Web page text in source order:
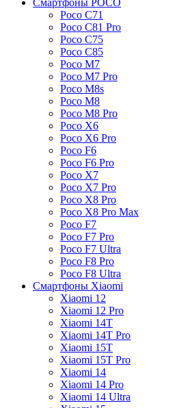
Смартфоны POCO
Poco C71
Poco C81 Pro
Poco C75
Poco C85
Poco M7
Poco M7 Pro
Poco M8s
Poco M8
Poco M8 Pro
Poco X6
Poco X6 Pro
Poco F6
Poco F6 Pro
Poco X7
Poco X7 Pro
Poco X8 Pro
Poco X8 Pro Max
Poco F7
Poco F7 Pro
Poco F7 Ultra
Poco F8 Pro
Poco F8 Ultra
Смартфоны Xiaomi
Xiaomi 12
Xiaomi 12 Pro
Xiaomi 14T
Xiaomi 14T Pro
Xiaomi 15T
Xiaomi 15T Pro
Xiaomi 14
Xiaomi 14 Pro
Xiaomi 14 Ultra